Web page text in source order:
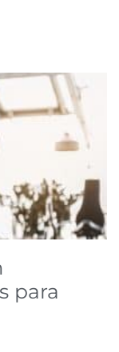
para